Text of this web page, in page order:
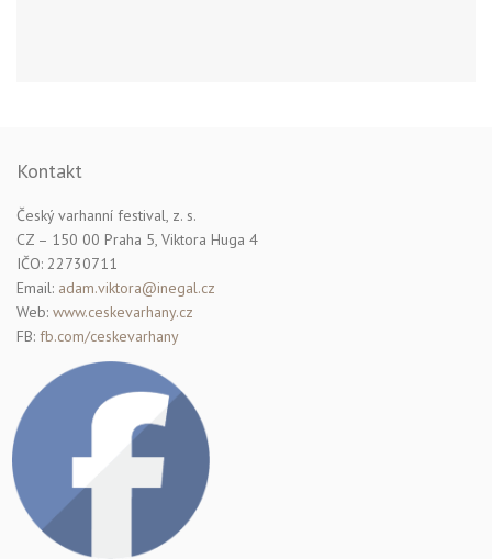
Kontakt
Český varhanní festival, z. s.
CZ – 150 00 Praha 5, Viktora Huga 4
IČO: 22730711
Email: adam.viktora@inegal.cz
Web: www.ceskevarhany.cz
FB: fb.com/ceskevarhany